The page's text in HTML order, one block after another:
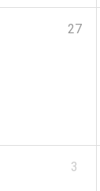
27
3